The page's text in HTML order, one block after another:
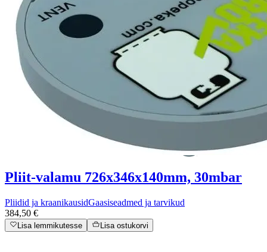
Pliit-valamu 726x346x140mm, 30mbar
Pliidid ja kraanikausidGaasiseadmed ja tarvikud
384,50 €
Lisa lemmikutesse Lisa ostukorvi